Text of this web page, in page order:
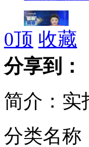
朝鲜：开城工业园
乌鲁木齐出租起
0顶 收藏
分享到：
简介：实
分类名称